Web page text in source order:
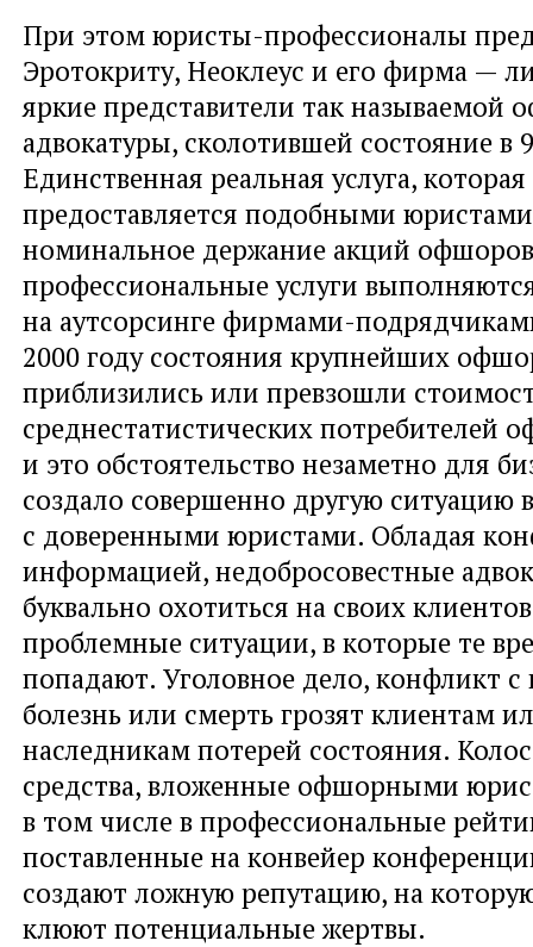
При этом юристы-профессионалы
Эротокриту, Неоклеус и его фирма —
яркие представители так называемой
адвокатуры, сколотившей состояние в
Единственная реальная услуга, которая
предоставляется подобными
номинальное держание акций
профессиональные услуги
на аутсорсинге фирмами-
2000 году состояния крупнейших
приблизились или превзошли
среднестатистических потребителей
и это обстоятельство незаметно для
создало совершенно другую ситуацию
с доверенными юристами. Обладая
информацией, недобросовестные
буквально охотиться на своих
проблемные ситуации, в которые те
попадают. Уголовное дело, конфликт с
болезнь или смерть грозят клиентам
наследникам потерей состояния.
средства, вложенные офшорными
в том числе в профессиональные
поставленные на конвейер
создают ложную репутацию, на
клюют потенциальные жертвы.